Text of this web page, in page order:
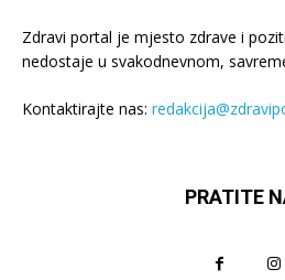
Zdravi portal je mjesto zdrave i
nedostaje u svakodnevnom,
Kontaktirajte nas:
PRATITE